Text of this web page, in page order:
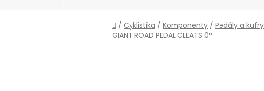
Domů
/ Cyklistika / Komponenty / Pedály a kufry
GIANT ROAD PEDAL CLEATS 0°